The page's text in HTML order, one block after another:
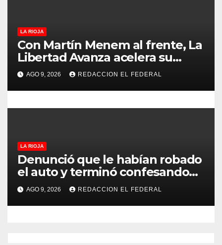
a
s
LA RIOJA
Con Martín Menem al frente, La
Libertad Avanza acelera su
despliegue en La Rioja y
desembarcó en Aimogasta
AGO 9, 2026 REDACCION EL FEDERAL
LA RIOJA
Denunció que le habían robado
el auto y terminó confesando
que su hermano lo empeñó por
drogas
AGO 9, 2026 REDACCION EL FEDERAL